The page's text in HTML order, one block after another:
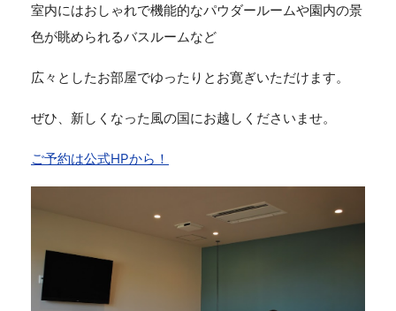
室内にはおしゃれで機能的なパウダールームや園内の景
色が眺められるバスルームなど
広々としたお部屋でゆったりとお寛ぎいただけます。
ぜひ、新しくなった風の国にお越しくださいませ。
ご予約は公式HPから！